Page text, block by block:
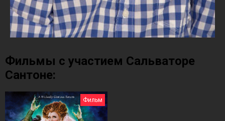
Фильмы с участием Сальваторе
Сантоне:
Фильм